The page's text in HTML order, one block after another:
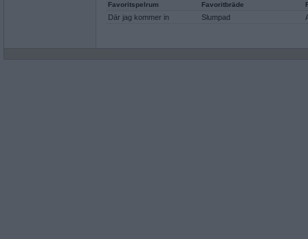
Favoritspelrum Favoritbräde
Där jag kommer in Slumpad